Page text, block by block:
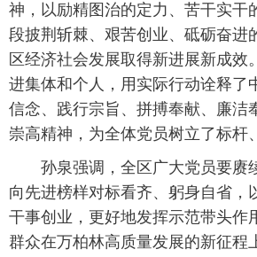
神，以励精图治的定力、苦干实干
段披荆斩棘、艰苦创业、砥砺奋进
区经济社会发展取得新进展新成效
进集体和个人，用实际行动诠释了
信念、践行宗旨、拼搏奉献、廉洁
崇高精神，为全体党员树立了标杆
孙泉强调，全区广大党员要赓
向先进榜样对标看齐、躬身自省，
干事创业，更好地发挥示范带头作
群众在万柏林高质量发展的新征程